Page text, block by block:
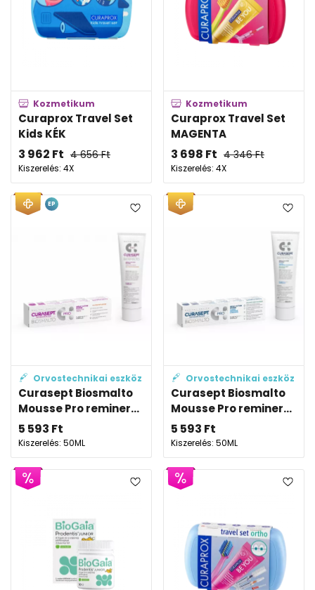
Kozmetikum
Curaprox Travel Set
Kids KÉK
3 962 Ft 4 656Ft
Kiszerelés: 4X
Kozmetikum
Curaprox Travel Set
MAGENTA
3 698 Ft 4 346Ft
Kiszerelés: 4X
Orvostechnikai eszköz
Curasept Biosmalto
Mousse Pro reminer...
5 593 Ft
Kiszerelés: 50ML
EP
Orvostechnikai eszköz
Curasept Biosmalto
Mousse Pro reminer...
5 593 Ft
Kiszerelés: 50ML